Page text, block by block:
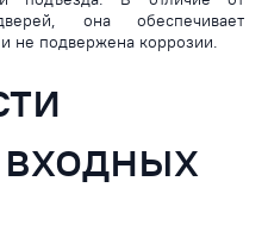
она обеспечивает
не подвержена коррозии.